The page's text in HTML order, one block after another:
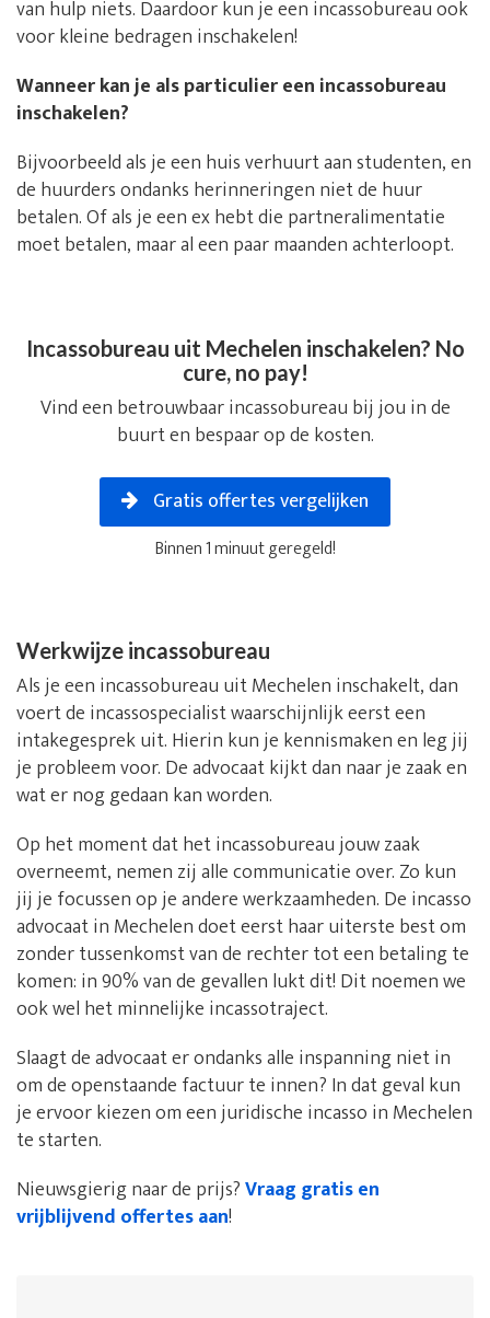
van hulp niets. Daardoor kun je een incassobureau ook
voor kleine bedragen inschakelen!
Wanneer kan je als particulier een incassobureau
inschakelen?
Bijvoorbeeld als je een huis verhuurt aan studenten, en
de huurders ondanks herinneringen niet de huur
betalen. Of als je een ex hebt die partneralimentatie
moet betalen, maar al een paar maanden achterloopt.
Incassobureau uit Mechelen inschakelen? No
cure, no pay!
Vind een betrouwbaar incassobureau bij jou in de
buurt en bespaar op de kosten.
Gratis offertes vergelijken
Binnen 1 minuut geregeld!
Werkwijze incassobureau
Als je een incassobureau uit Mechelen inschakelt, dan
voert de incassospecialist waarschijnlijk eerst een
intakegesprek uit. Hierin kun je kennismaken en leg jij
je probleem voor. De advocaat kijkt dan naar je zaak en
wat er nog gedaan kan worden.
Op het moment dat het incassobureau jouw zaak
overneemt, nemen zij alle communicatie over. Zo kun
jij je focussen op je andere werkzaamheden. De incasso
advocaat in Mechelen doet eerst haar uiterste best om
zonder tussenkomst van de rechter tot een betaling te
komen: in 90% van de gevallen lukt dit! Dit noemen we
ook wel het minnelijke incassotraject.
Slaagt de advocaat er ondanks alle inspanning niet in
om de openstaande factuur te innen? In dat geval kun
je ervoor kiezen om een juridische incasso in Mechelen
te starten.
Nieuwsgierig naar de prijs?Vraag gratis en
vrijblijvend offertes aan!